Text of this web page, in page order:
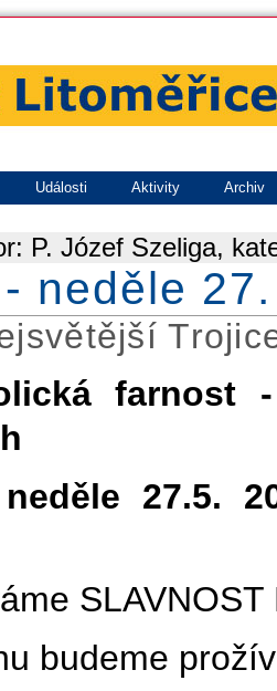
Události Aktivity Archiv
P. Józef Szeliga,
neděle
27.5.
budeme